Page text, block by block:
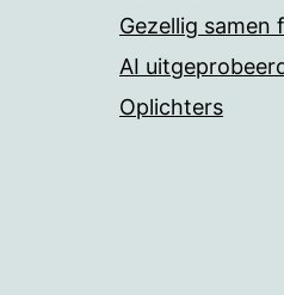
Gezellig samen
AI
Oplichters